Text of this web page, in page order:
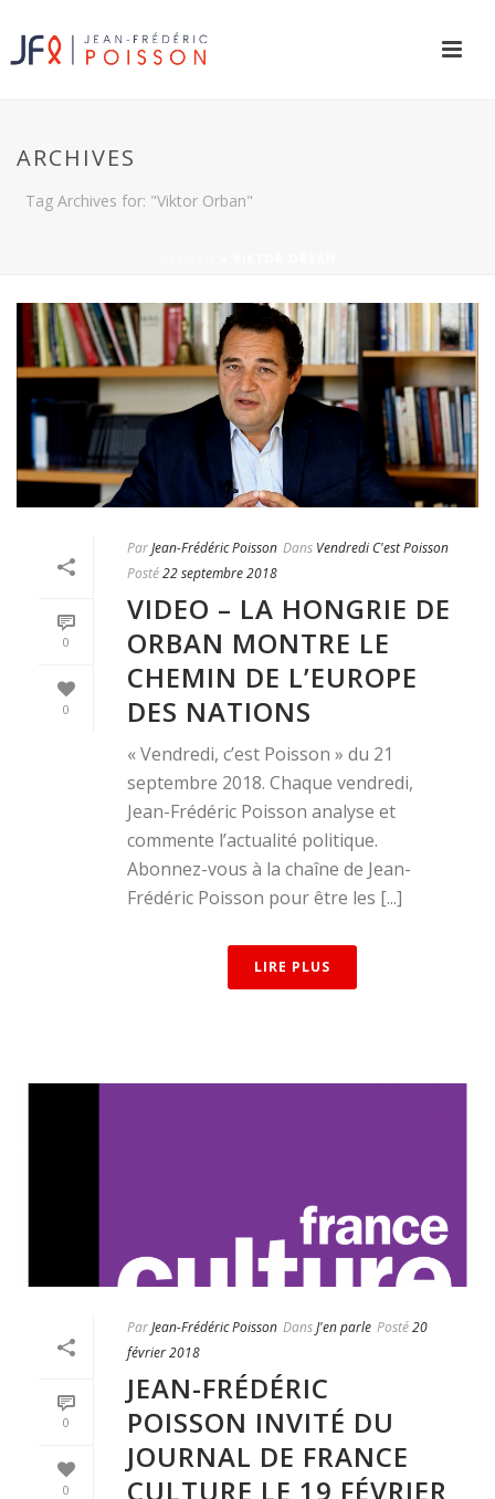
ARCHIVES
Tag Archives for: "Viktor Orban"
0
0
ParJean-Frédéric Poisson Dans Vendredi C'est Poisson
Posté22 septembre 2018
VIDEO – LA HONGRIE DE
ORBAN MONTRE LE
CHEMIN DE L’EUROPE
DES NATIONS
« Vendredi, c’est Poisson » du 21
septembre 2018. Chaque vendredi,
Jean-Frédéric Poisson analyse et
commente l’actualité politique.
Abonnez-vous à la chaîne de Jean-
Frédéric Poisson pour être les [...]
LIRE PLUS
0
0
ParJean-Frédéric Poisson DansJ'en parle Posté20
février 2018
JEAN-FRÉDÉRIC
POISSON INVITÉ DU
JOURNAL DE FRANCE
CULTURE LE 19 FÉVRIER